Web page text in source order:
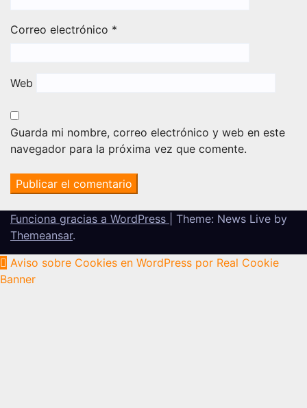
Correo electrónico *
Web
Guarda mi nombre, correo electrónico y web en este
navegador para la próxima vez que comente.
Funciona gracias a WordPress
Theme: News Live by
Themeansar.
Aviso sobre Cookies en WordPress por Real Cookie
Banner